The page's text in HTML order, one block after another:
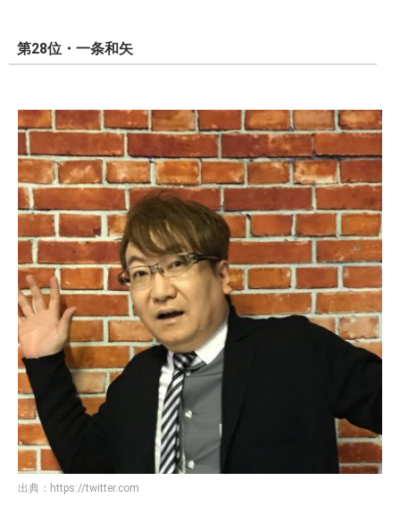
第28位・一条和矢
出典： https://twitter.com